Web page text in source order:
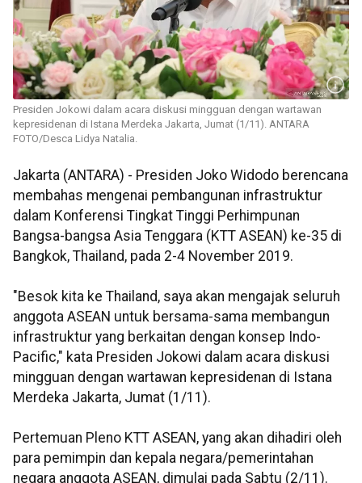
Presiden Jokowi dalam acara diskusi mingguan dengan wartawan
kepresidenan di Istana Merdeka Jakarta, Jumat (1/11). ANTARA
FOTO/Desca Lidya Natalia.
Jakarta (ANTARA) - Presiden Joko Widodo berencana
membahas mengenai pembangunan infrastruktur
dalam Konferensi Tingkat Tinggi Perhimpunan
Bangsa-bangsa Asia Tenggara (KTT ASEAN) ke-35 di
Bangkok, Thailand, pada 2-4 November 2019.
"Besok kita ke Thailand, saya akan mengajak seluruh
anggota ASEAN untuk bersama-sama membangun
infrastruktur yang berkaitan dengan konsep Indo-
Pacific," kata Presiden Jokowi dalam acara diskusi
mingguan dengan wartawan kepresidenan di Istana
Merdeka Jakarta, Jumat (1/11).
Pertemuan Pleno KTT ASEAN, yang akan dihadiri oleh
para pemimpin dan kepala negara/pemerintahan
negara anggota ASEAN, dimulai pada Sabtu (2/11).